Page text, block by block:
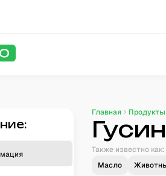
Главная Продукты
Также известно как:
Масло